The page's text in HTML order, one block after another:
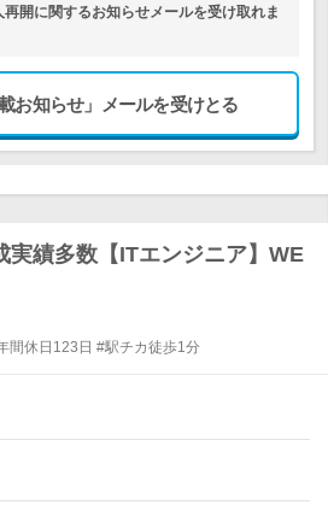
開に関するお知らせメールを受け取れま
お知らせ」メールを受けとる
績多数【ITエンジニア】WE
間休日123日 #駅チカ徒歩1分